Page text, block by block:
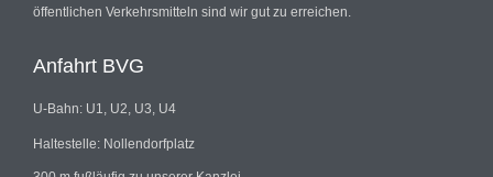
öffentlichen Verkehrsmitteln sind wir gut zu erreichen.
Anfahrt BVG
U-Bahn: U1, U2, U3, U4
Haltestelle: Nollendorfplatz